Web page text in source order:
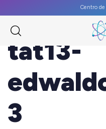
Centro
tat13-
3